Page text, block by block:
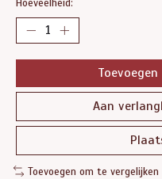
Aan
Toevoegen om te vergelijken